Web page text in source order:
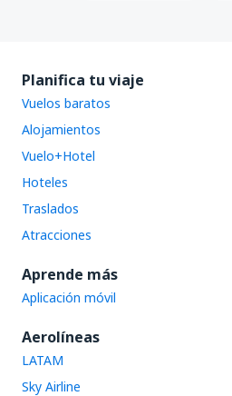
Planifica tu viaje
Vuelos baratos
Alojamientos
Vuelo+Hotel
Hoteles
Traslados
Atracciones
Aprende más
Aplicación móvil
Aerolíneas
LATAM
Sky Airline